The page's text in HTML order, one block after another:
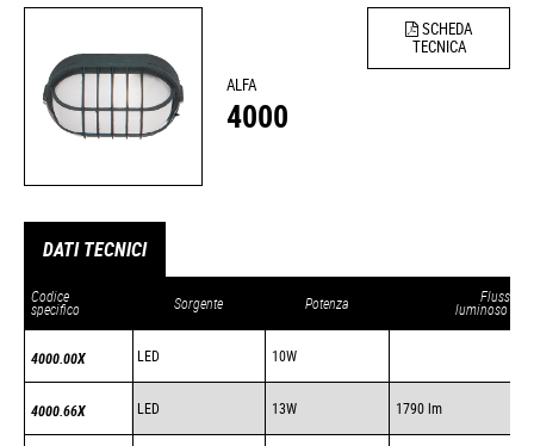
SCHEDA
TECNICA
ALFA
4000
DATI TECNICI
Codice
specifico Sorgente Potenza Flusso
luminoso
4000.00X LED 10W
4000.66X LED 13W 1790 lm